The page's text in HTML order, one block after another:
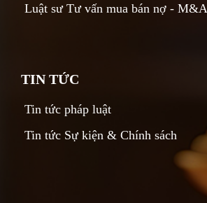
Luật sư Tư vấn mua bán nợ - M&A
TIN TỨC
Tin tức pháp luật
Tin tức Sự kiện & Chính sách